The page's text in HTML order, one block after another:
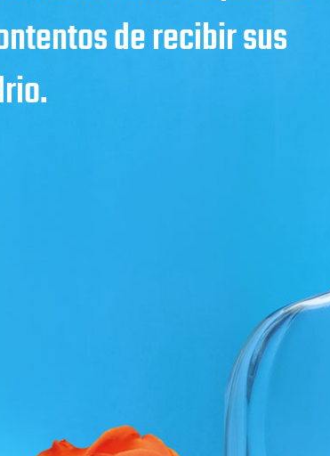
de recibir sus